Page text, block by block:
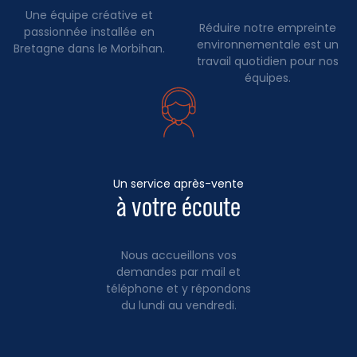
Une équipe créative et
passionnée installée en
Bretagne dans le Morbihan.
Réduire notre empreinte
environnementale est un
travail quotidien pour nos
équipes.
Un service après-vente
à votre écoute
Nous accueillons vos
demandes par mail et
téléphone et y répondons
du lundi au vendredi.